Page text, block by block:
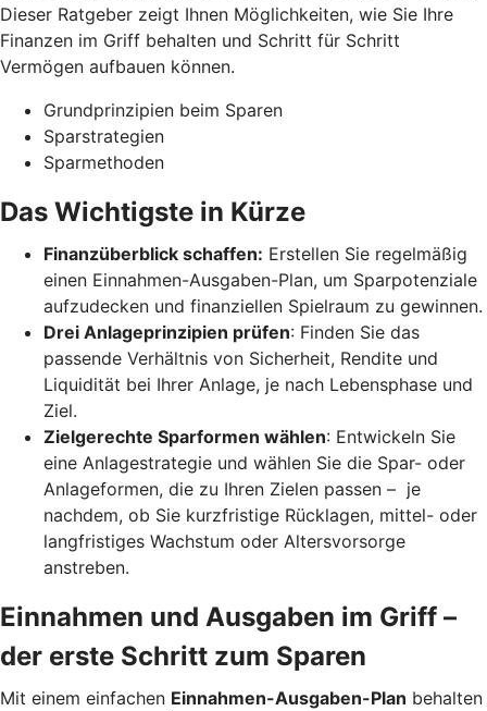
Dieser Ratgeber zeigt Ihnen Möglichkeiten, wie Sie Ihre
Finanzen im Griff behalten und Schritt für Schritt
Vermögen aufbauen können.
Grundprinzipien beim Sparen
Sparstrategien
Sparmethoden
Das Wichtigste in Kürze
Finanzüberblick schaffen: Erstellen Sie regelmäßig
einen Einnahmen-Ausgaben-Plan, um Sparpotenziale
aufzudecken und finanziellen Spielraum zu gewinnen.
Drei Anlageprinzipien prüfen: Finden Sie das
passende Verhältnis von Sicherheit, Rendite und
Liquidität bei Ihrer Anlage, je nach Lebensphase und
Ziel.
Zielgerechte Sparformen wählen: Entwickeln Sie
eine Anlagestrategie und wählen Sie die Spar- oder
Anlageformen, die zu Ihren Zielen passen – je
nachdem, ob Sie kurzfristige Rücklagen, mittel- oder
langfristiges Wachstum oder Altersvorsorge
anstreben.
Einnahmen und Ausgaben im Griff –
der erste Schritt zum Sparen
Mit einem einfachen Einnahmen-Ausgaben-Plan behalten